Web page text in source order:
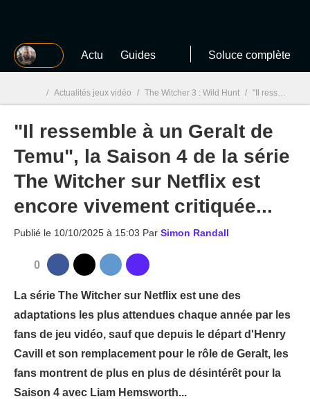
MGG Actu Guides Soluce complète
MGG
/ Actualités jeux vidéo / The Witcher 3 : Wild Hunt / "Il ressemble à un Geralt de Temu", la Saison 4 de la série The Witcher sur Netflix est encore vivement critiquée...
"Il ressemble à un Geralt de
Temu", la Saison 4 de la série
The Witcher sur Netflix est
encore vivement critiquée...
Publié le 10/10/2025 à 15:03 Par Simon Randall
0
La série The Witcher sur Netflix est une des
adaptations les plus attendues chaque année par les
fans de jeu vidéo, sauf que depuis le départ d'Henry
Cavill et son remplacement pour le rôle de Geralt, les
fans montrent de plus en plus de désintérêt pour la
Saison 4 avec Liam Hemsworth...